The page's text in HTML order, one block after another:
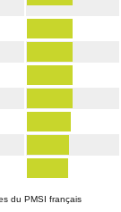
du PMSI français